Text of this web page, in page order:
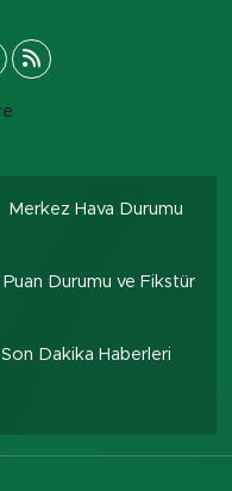
Merkez Hava Durumu
Puan Durumu ve Fikstür
Son Dakika Haberleri